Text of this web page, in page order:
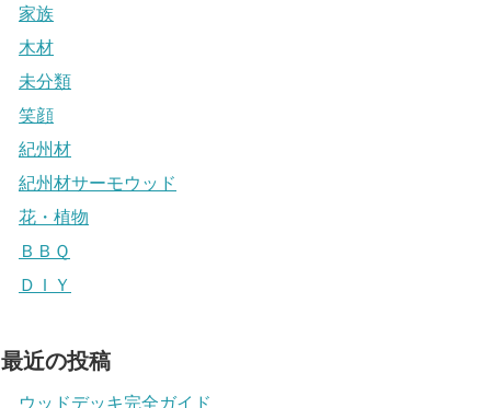
家族
木材
未分類
笑顔
紀州材
紀州材サーモウッド
花・植物
ＢＢＱ
ＤＩＹ
最近の投稿
ウッドデッキ完全ガイド